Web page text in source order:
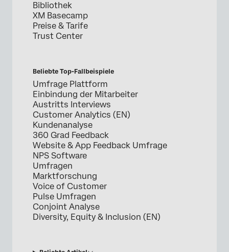
Bibliothek
XM Basecamp
Preise & Tarife
Trust Center
Beliebte Top-Fallbeispiele
Umfrage Plattform
Einbindung der Mitarbeiter
Austritts Interviews
Customer Analytics (EN)
Kundenanalyse
360 Grad Feedback
Website & App Feedback Umfrage
NPS Software
Umfragen
Marktforschung
Voice of Customer
Pulse Umfragen
Conjoint Analyse
Diversity, Equity & Inclusion (EN)